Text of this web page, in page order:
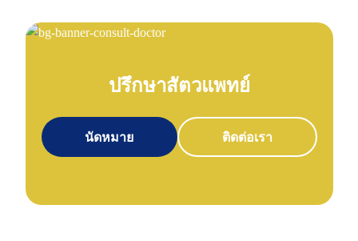
ปรึกษาสัตวแพทย์
นัดหมาย ติดต่อเรา